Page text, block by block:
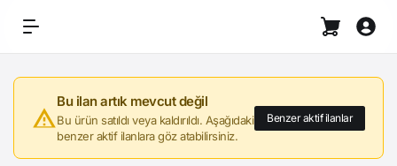
Bu ilan artık mevcut değil
Bu ürün satıldı veya kaldırıldı. Aşağıdaki
benzer aktif ilanlara göz atabilirsiniz.
Benzer aktif ilanlar